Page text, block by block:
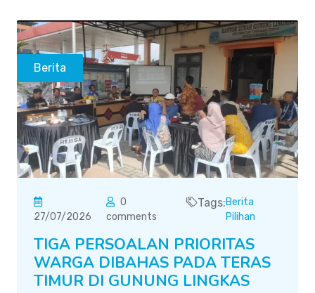
Berita
27/07/2026
0
comments
Tags:Berita
Pilihan
TIGA PERSOALAN PRIORITAS
WARGA DIBAHAS PADA TERAS
TIMUR DI GUNUNG LINGKAS